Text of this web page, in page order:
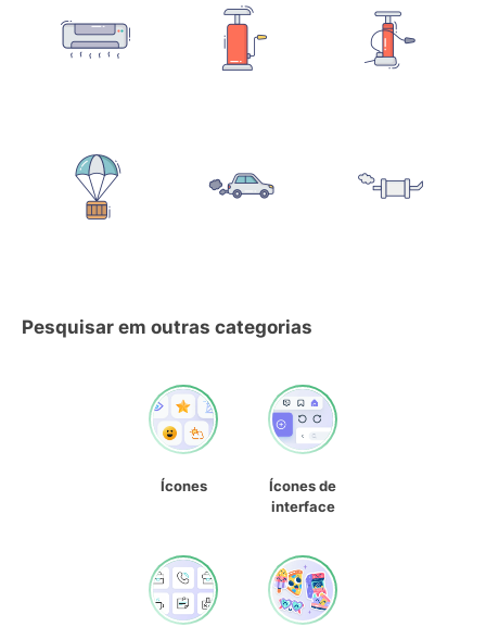
Pesquisar em outras categorias
Ícones
Ícones de
interface